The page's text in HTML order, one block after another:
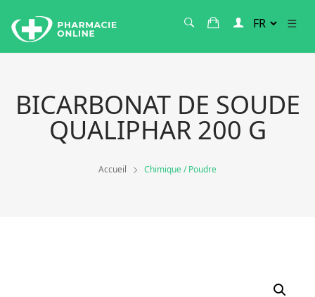
BICARBONAT DE SOUDE
QUALIPHAR 200 G
Accueil Chimique / Poudre